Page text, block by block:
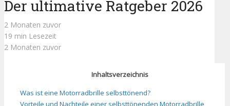
Der ultimative Ratgeber 2026
2 Monaten zuvor
19 min Lesezeit
2 Monaten zuvor
Inhaltsverzeichnis
Was ist eine Motorradbrille selbsttönend?
Vorteile und Nachteile einer selbsttönenden Motorradbrille